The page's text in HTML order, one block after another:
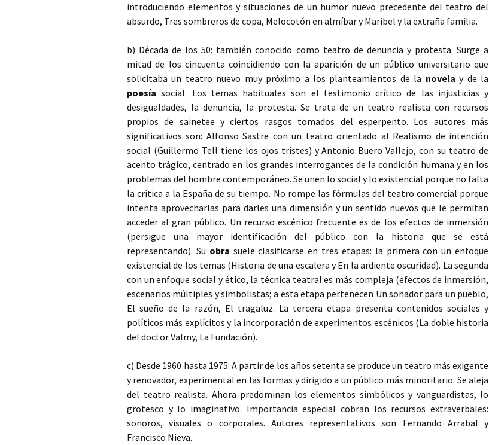
introduciendo elementos y situaciones de un humor nuevo precedente del teatro del
absurdo, Tres sombreros de copa, Melocotón en almíbar y Maribel y la extraña familia.
b) Década de los 50: también conocido como teatro de denuncia y protesta. Surge a
mitad de los cincuenta coincidiendo con la aparición de un público universitario que
solicitaba un teatro nuevo muy próximo a los planteamientos de la novela y de la
poesía social. Los temas habituales son el testimonio crítico de las injusticias y
desigualdades, la denuncia, la protesta. Se trata de un teatro realista con recursos
propios de sainetee y ciertos rasgos tomados del esperpento. Los autores más
significativos son: Alfonso Sastre con un teatro orientado al Realismo de intención
social (Guillermo Tell tiene los ojos tristes) y Antonio Buero Vallejo, con su teatro de
acento trágico, centrado en los grandes interrogantes de la condición humana y en los
problemas del hombre contemporáneo. Se unen lo social y lo existencial porque no falta
la crítica a la España de su tiempo. No rompe las fórmulas del teatro comercial porque
intenta aprovecharlas para darles una dimensión y un sentido nuevos que le permitan
acceder al gran público. Un recurso escénico frecuente es de los efectos de inmersión
(persigue una mayor identificación del público con la historia que se está
representando). Su obra suele clasificarse en tres etapas: la primera con un enfoque
existencial de los temas (Historia de una escalera y En la ardiente oscuridad). La segunda
con un enfoque social y ético, la técnica teatral es más compleja (efectos de inmersión,
escenarios múltiples y simbolistas; a esta etapa pertenecen Un soñador para un pueblo,
El sueño de la razón, El tragaluz. La tercera etapa presenta contenidos sociales y
políticos más explícitos y la incorporación de experimentos escénicos (La doble historia
del doctor Valmy, La Fundación).
c) Desde 1960 hasta 1975: A partir de los años setenta se produce un teatro más exigente
y renovador, experimental en las formas y dirigido a un público más minoritario. Se aleja
del teatro realista. Ahora predominan los elementos simbólicos y vanguardistas, lo
grotesco y lo imaginativo. Importancia especial cobran los recursos extraverbales:
sonoros, visuales o corporales. Autores representativos son Fernando Arrabal y
Francisco Nieva.